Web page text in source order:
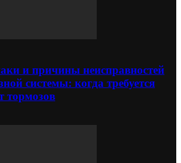
и причины неисправностей
системы: когда требуется
тормозов